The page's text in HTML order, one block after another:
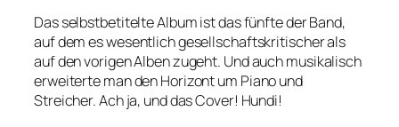
Das selbstbetitelte Album ist das fünfte der Band,
auf dem es wesentlich gesellschaftskritischer als
auf den vorigen Alben zugeht. Und auch musikalisch
erweiterte man den Horizont um Piano und
Streicher. Ach ja, und das Cover! Hundi!